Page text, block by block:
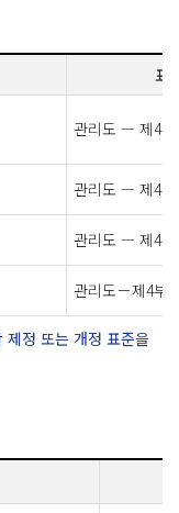
표
관리도 — 제4
관리도 — 제4
관리도 — 제4
관리도－제4부
제정 또는 개정 표준을